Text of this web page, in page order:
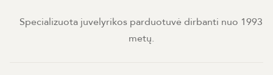
Specializuota juvelyrikos parduotuvė dirbanti nuo 1993
metų.